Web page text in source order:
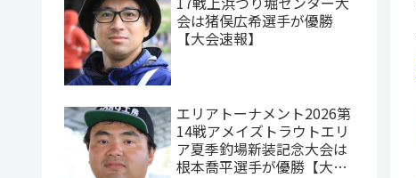
会は猪俣広希選手が優勝
【大会速報】
エリアトーナメント2026第
14戦アメイズトラウトエリ
ア夏季釣場新装記念大会は
根本喬平選手が優勝【大会